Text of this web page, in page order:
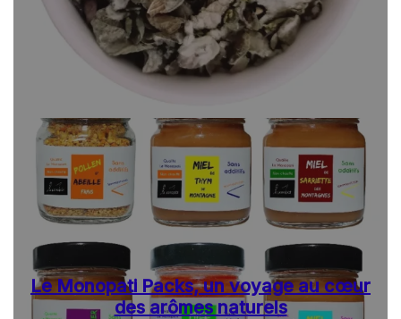
Le Monopati Packs, un voyage au cœur
des arômes naturels